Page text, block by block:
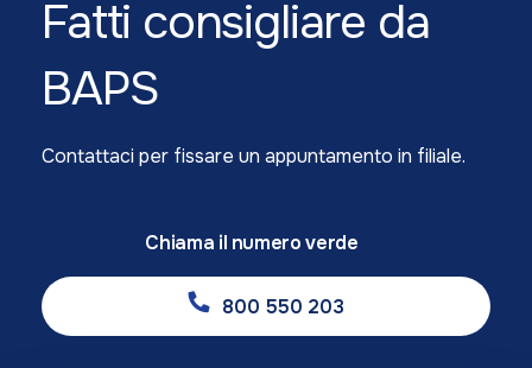
Fatti consigliare da
BAPS
Contattaci per fissare un appuntamento in filiale.
Chiama il numero verde
800 550 203